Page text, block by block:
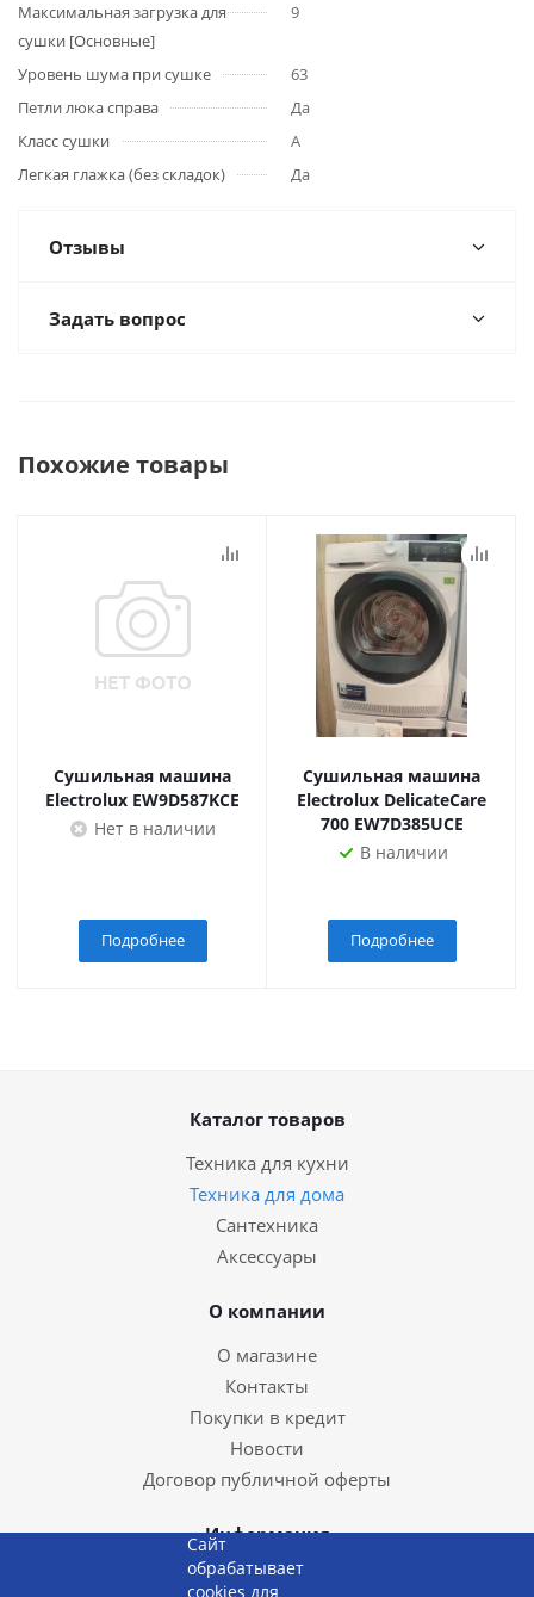
Максимальная загрузка для
сушки [Основные]
9
Уровень шума при сушке
63
Петли люка справа
Да
Класс сушки
A
Легкая глажка (без складок)
Да
Отзывы
Задать вопрос
Похожие товары
Сушильная машина
Electrolux EW9D587KCE
Нет в наличии
Подробнее
Сушильная машина
Electrolux DelicateCare
700 EW7D385UCE
В наличии
Подробнее
Каталог товаров
Техника для кухни
Техника для дома
Сантехника
Аксессуары
О компании
О магазине
Контакты
Покупки в кредит
Новости
Договор публичной оферты
Информация
Доставка и оплата
Сайт
обрабатывает
cookies для